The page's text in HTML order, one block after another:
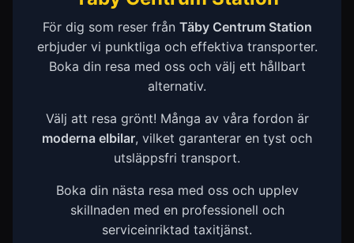
För dig som reser från Täby Centrum Station
erbjuder vi punktliga och effektiva transporter.
Boka din resa med oss och välj ett hållbart
alternativ.
Välj att resa grönt! Många av våra fordon är
moderna elbilar, vilket garanterar en tyst och
utsläppsfri transport.
Boka din nästa resa med oss och upplev
skillnaden med en professionell och
serviceinriktad taxitjänst.